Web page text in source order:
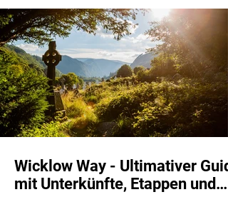
Wicklow Way - Ultimativer
mit Unterkünfte, Etappen und